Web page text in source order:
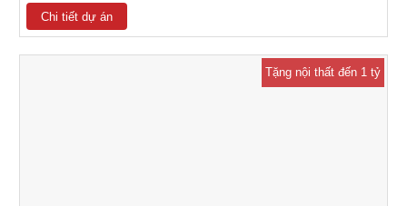
Chi tiết dự án
Tặng nội thất đến 1 tỷ